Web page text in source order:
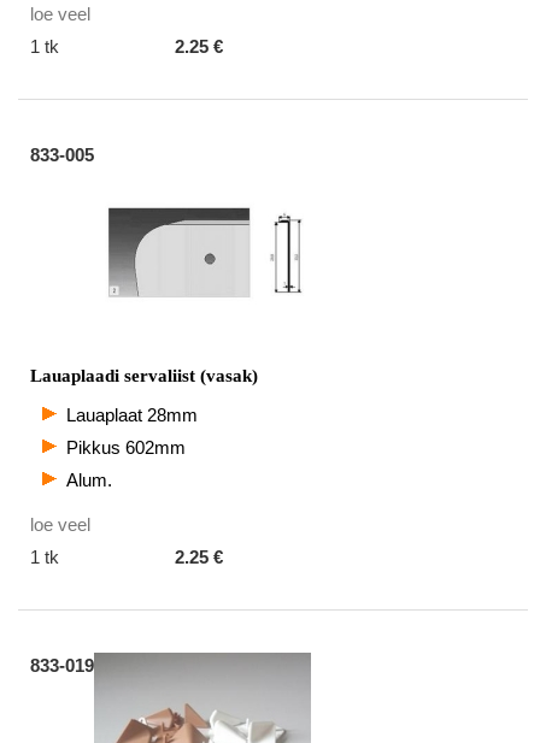
loe veel
1 tk
2.25 €
833-005
Lauaplaadi servaliist (vasak)
Lauaplaat 28mm
Pikkus 602mm
Alum.
loe veel
1 tk
2.25 €
833-019